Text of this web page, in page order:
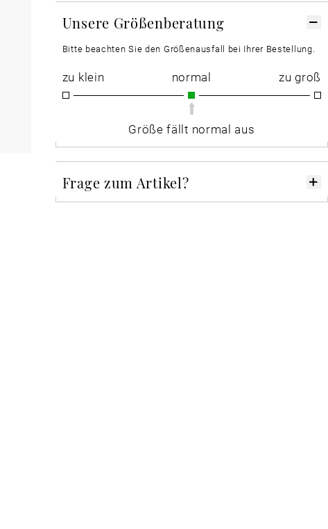
Unsere Größenberatung
Bitte beachten Sie den Größenausfall bei Ihrer Bestellung.
zu klein normal zu groß
Größe fällt normal aus
Frage zum Artikel?